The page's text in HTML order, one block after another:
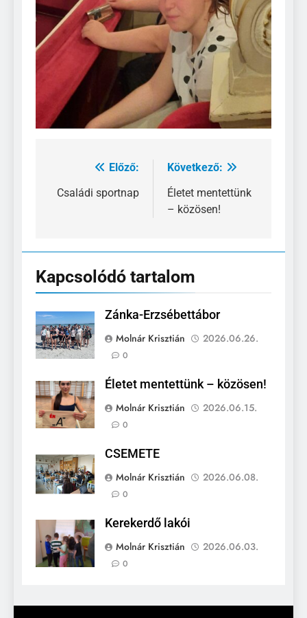
Bejegyzés
navigáció
Előző:
Családi sportnap
Következő:
Életet mentettünk
– közösen!
Kapcsolódó tartalom
Zánka-Erzsébettábor
Molnár Krisztián
2026.06.26.
0
Életet mentettünk – közösen!
Molnár Krisztián
2026.06.15.
0
CSEMETE
Molnár Krisztián
2026.06.08.
0
Kerekerdő lakói
Molnár Krisztián
2026.06.03.
0